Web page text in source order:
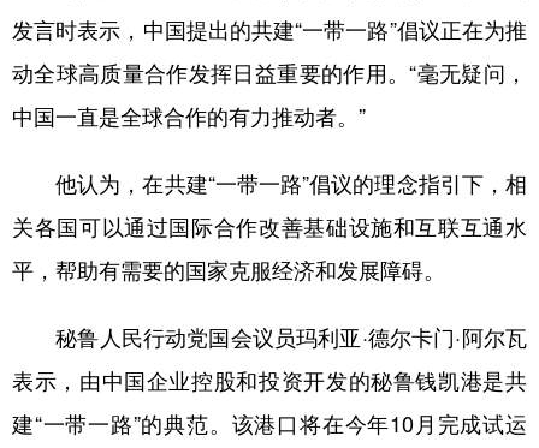
发言时表示，中国提出的共建“一带一路”倡议正在为推
动全球高质量合作发挥日益重要的作用。“毫无疑问，
中国一直是全球合作的有力推动者。”
他认为，在共建“一带一路”倡议的理念指引下，相
关各国可以通过国际合作改善基础设施和互联互通水
平，帮助有需要的国家克服经济和发展障碍。
秘鲁人民行动党国会议员玛利亚·德尔卡门·阿尔瓦
表示，由中国企业控股和投资开发的秘鲁钱凯港是共
建“一带一路”的典范。该港口将在今年10月完成试运